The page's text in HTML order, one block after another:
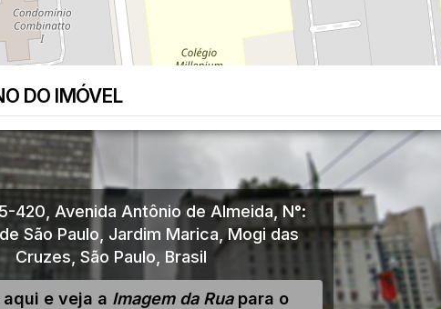
DO IMÓVEL
420 Avenida Antônio de Almeida N°:
São Paulo Jardim Marica ,Mogi das
Cruzes São Paulo Brasil
e veja a Imagem da Ruapara o